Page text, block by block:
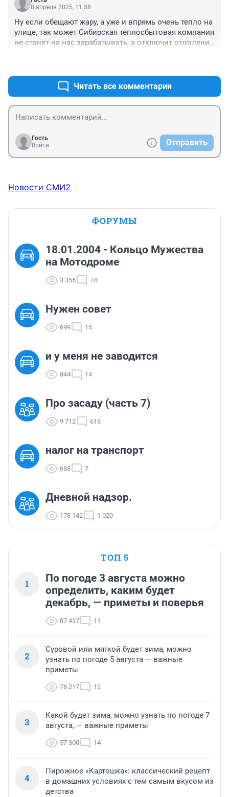
8 апреля 2025, 11:58
Ну если обещают жару, а уже и впрямь очень тепло на
улице, так может Сибирская теплосбытовая компания
не станет на нас зарабатывать, а отключит отопление
Читать все комментарии
Гость
Войти
Отправить
Новости СМИ2
ФОРУМЫ
18.01.2004 - Кольцо Мужества
на Мотодроме
3 355 74
Нужен совет
699 15
и у меня не заводится
844 14
Про засаду (часть 7)
9 712 616
налог на транспорт
668 7
Дневной надзор.
178 142 1 020
ТОП 5
1
По погоде 3 августа можно
определить, каким будет
декабрь, — приметы и поверья
87 437 11
2
Суровой или мягкой будет зима, можно
узнать по погоде 5 августа — важные
приметы
78 217 12
3
Какой будет зима, можно узнать по погоде 7
августа, — важные приметы
57 300 14
4
Пирожное «Картошка»: классический рецепт
в домашних условиях с тем самым вкусом из
детства